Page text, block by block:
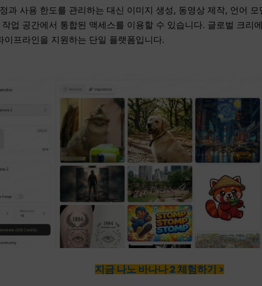
과 사용 한도를 관리하는 대신 이미지 생성, 동영상 제작, 언어
업 공간에서 통합된 액세스를 이용할 수 있습니다. 글로벌 크리
이프라인을 지원하는 단일 플랫폼입니다.
지금 나노 바나나 2 체험하기 >